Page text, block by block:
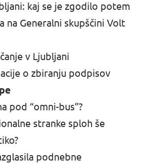
kaj se je zgodilo potem
na Generalni skupščini Volt
v Ljubljani
o zbiranju podpisov
pod “omni-bus”?
stranke sploh še
podnebne